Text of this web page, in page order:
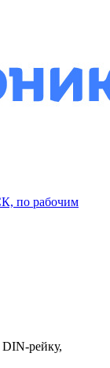
по рабочим
рейку,